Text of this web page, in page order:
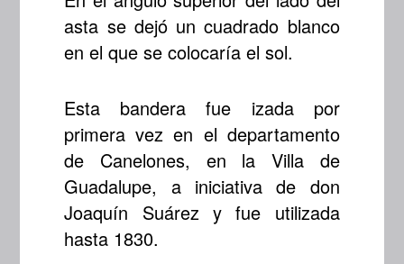
asta se dejó un cuadrado blanco
en el que se colocaría el sol.
Esta bandera fue izada por
primera vez en el departamento
de Canelones, en la Villa de
Guadalupe, a iniciativa de don
Joaquín Suárez y fue utilizada
hasta 1830.